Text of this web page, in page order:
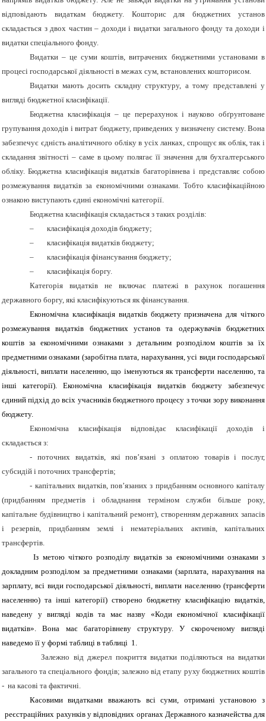
відповідають видаткам бюджету. Кошторис для бюджетних установ
складається з двох частин – доходи і видатки загального фонду та доходи і
видатки спеціального фонду.
Видатки – це суми коштів, витрачених бюджетними установами в
процесі господарської діяльності в межах сум, встановлених кошторисом.
Видатки мають досить складну структуру, а тому представлені у
вигляді бюджетної класифікації.
Бюджетна класифікація – це перерахунок і науково обґрунтоване
групування доходів і витрат бюджету, приведених у визначену систему. Вона
забезпечує єдність аналітичного обліку в усіх ланках, спрощує як облік, так і
складання звітності – саме в цьому полягає її значення для бухгалтерського
обліку. Бюджетна класифікація видатків багаторівнева і представляє собою
розмежування видатків за економічними ознаками. Тобто класифікаційною
ознакою виступають єдині економічні категорії.
Бюджетна класифікація складається з таких розділів:
–
класифікація доходів бюджету;
–
класифікація видатків бюджету;
–
класифікація фінансування бюджету;
–
класифікація боргу.
Категорія видатків не включає платежі в рахунок погашення
державного боргу, які класифікуються як фінансування.
Економічна класифікація видатків бюджету призначена для чіткого
розмежування видатків бюджетних установ та одержувачів бюджетних
коштів за економічними ознаками з детальним розподілом коштів за їх
предметними ознаками (заробітна плата, нарахування, усі види господарської
діяльності, виплати населенню, що іменуються як трансферти населенню, та
інші категорії). Економічна класифікація видатків бюджету забезпечує
єдиний підхід до всіх учасників бюджетного процесу з точки зору виконання
бюджету.
Економічна класифікація відповідає класифікації доходів і
складається з:
-поточних видатків, які пов’язані з оплатою товарів і послуг,
субсидій і поточних трансфертів;
- капітальних видатків, пов’язаних з придбанням основного капіталу
(придбанням предметів і обладнання терміном служби більше року,
капітальне будівництво і капітальний ремонт), створенням державних запасів
і резервів, придбанням землі і нематеріальних активів, капітальних
трансфертів.
Із метою чіткого розподілу видатків за економічними ознаками з
докладним розподілом за предметними ознаками (зарплата, нарахування на
зарплату, всі види господарської діяльності, виплати населенню (трансферти
населенню) та інші категорії) створено бюджетну класифікацію видатків,
наведену у вигляді кодів та має назву «Коди економічної класифікації
видатків». Вона має багаторівневу структуру. У скороченому вигляді
наведемо її у формі таблиці в таблиці 1.
Залежно від джерел покриття видатки поділяються на видатки
загального та спеціального фондів; залежно від етапу руху бюджетних коштів
- на касові та фактичні.
Касовими видатками вважають всі суми, отримані установою з
реєстраційних рахунків у відповідних органах Державного казначейства для